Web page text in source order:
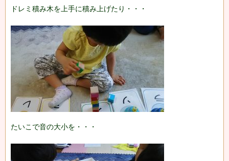
ドレミ積み木を上手に積み上げたり・・・
たいこで音の大小を・・・